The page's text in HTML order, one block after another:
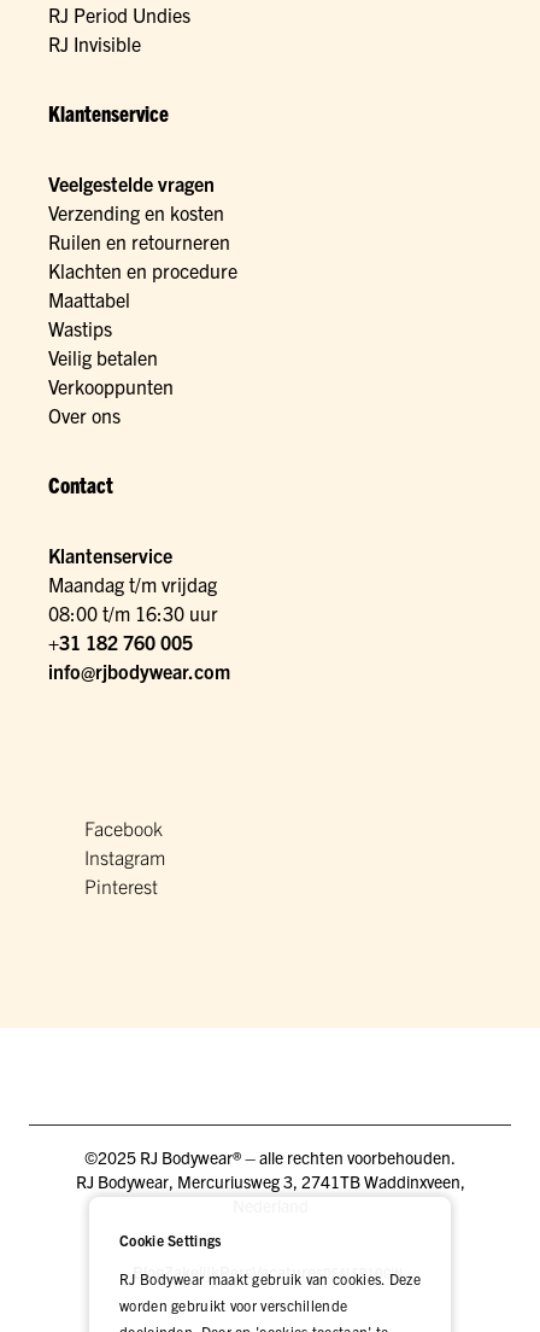
RJ Period Undies
RJ Invisible
Klantenservice
Veelgestelde vragen
Verzending en kosten
Ruilen en retourneren
Klachten en procedure
Maattabel
Wastips
Veilig betalen
Verkooppunten
Over ons
Contact
Klantenservice
Maandag t/m vrijdag
08:00 t/m 16:30 uur
+31 182 760 005
info@rjbodywear.com
Facebook
Instagram
Pinterest
©2025 RJ Bodywear® – alle rechten voorbehouden.
RJ Bodywear, Mercuriusweg 3, 2741TB Waddinxveen,
BlogZakelijkPers VacaturesDEALER LOGIN
Cookie Settings
RJ Bodywear maakt gebruik van cookies. Deze
worden gebruikt voor verschillende